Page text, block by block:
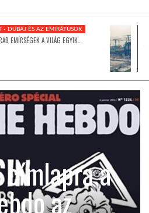
- DUBAJ ÉS AZ EMIRÁTUSOK
EMÍRSÉGEK A VILÁG EGYIK…
a
az